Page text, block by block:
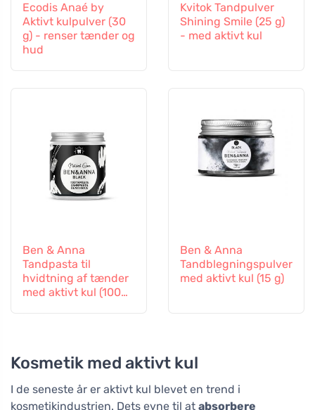
Ecodis Anaé by
Aktivt kulpulver (30
g) - renser tænder og
hud
Kvitok Tandpulver
Shining Smile (25 g)
- med aktivt kul
Ben & Anna
Tandpasta til
hvidtning af tænder
med aktivt kul (100
Ben & Anna
Tandblegningspulver
med aktivt kul (15 g)
Kosmetik med aktivt kul
I de seneste år er aktivt kul blevet en trend i
kosmetikindustrien. Dets evne til at absorbere